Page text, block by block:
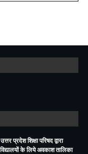
शिक्षा परिषद द्वारा
के लिये अवकाश तालिका